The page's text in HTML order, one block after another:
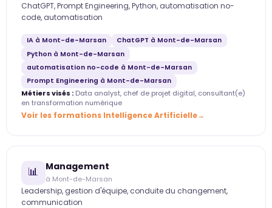
ChatGPT, Prompt Engineering, Python, automatisation no-
code, automatisation
IA à Mont-de-Marsan
ChatGPT à Mont-de-Marsan
Python à Mont-de-Marsan
automatisation no-code à Mont-de-Marsan
Prompt Engineering à Mont-de-Marsan
Métiers visés : Data analyst, chef de projet digital, consultant(e)
en transformation numérique
Voir les formations Intelligence Artificielle
📊 Management
à Mont-de-Marsan
Leadership, gestion d'équipe, conduite du changement,
communication